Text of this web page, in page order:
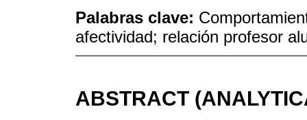
Palabras clave:
afectividad; relación profesor
ABSTRACT